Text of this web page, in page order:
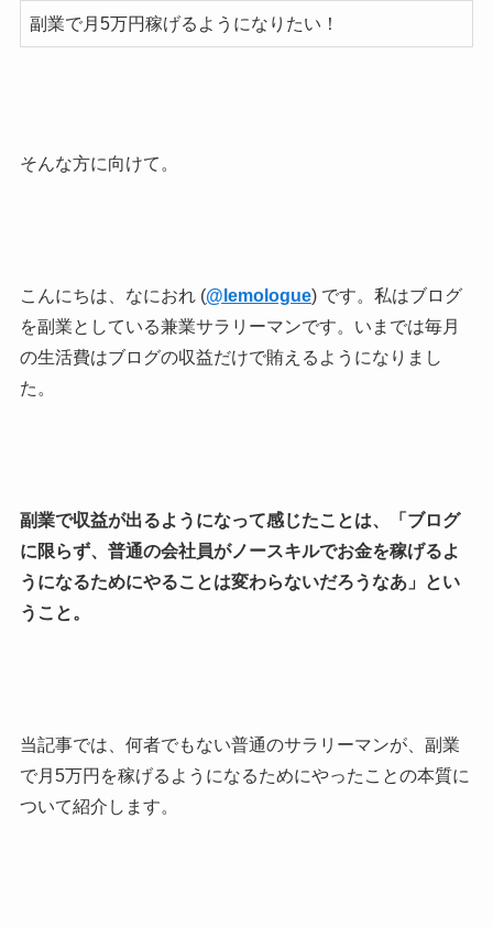
副業で月5万円稼げるようになりたい！
そんな方に向けて。
こんにちは、なにおれ (@lemologue) です。私はブログ
を副業としている兼業サラリーマンです。いまでは毎月
の生活費はブログの収益だけで賄えるようになりまし
た。
副業で収益が出るようになって感じたことは、「ブログ
に限らず、普通の会社員がノースキルでお金を稼げるよ
うになるためにやることは変わらないだろうなあ」とい
うこと。
当記事では、何者でもない普通のサラリーマンが、副業
で月5万円を稼げるようになるためにやったことの本質に
ついて紹介します。